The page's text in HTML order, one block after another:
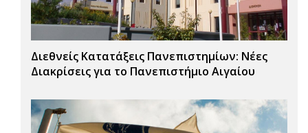
Διεθνείς Κατατάξεις Πανεπιστημίων: Νέες
Διακρίσεις για το Πανεπιστήμιο Αιγαίου